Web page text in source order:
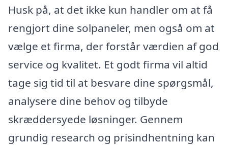
Husk på, at det ikke kun handler om at få
rengjort dine solpaneler, men også om at
vælge et firma, der forstår værdien af god
service og kvalitet. Et godt firma vil altid
tage sig tid til at besvare dine spørgsmål,
analysere dine behov og tilbyde
skræddersyede løsninger. Gennem
grundig research og prisindhentning kan